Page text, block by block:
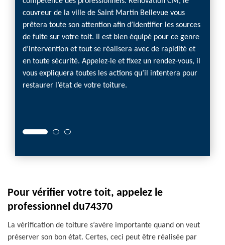
couvreur de la ville de Saint Martin Bellevue vous
prêtera toute son attention afin d’identifier les sources
de fuite sur votre toit. Il est bien équipé pour ce genre
d’intervention et tout se réalisera avec de rapidité et
en toute sécurité. Appelez-le et fixez un rendez-vous, il
vous expliquera toutes les actions qu’il intentera pour
restaurer l’état de votre toiture.
Pour vérifier votre toit, appelez le
professionnel du74370
La vérification de toiture s’avère importante quand on veut
préserver son bon état. Certes, ceci peut être réalisée par